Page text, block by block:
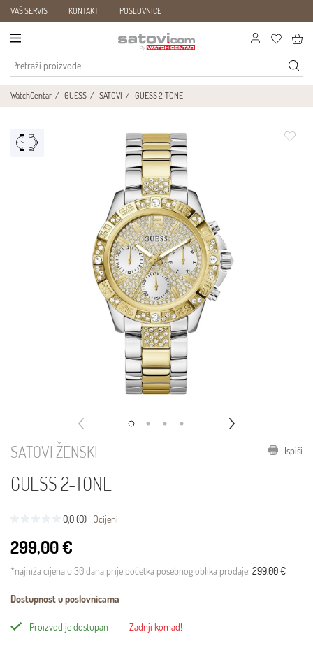
VAŠ SERVIS KONTAKT POSLOVNICE
WatchCentar GUESS SATOVI GUESS 2-TONE
Ispiši
SATOVI ŽENSKI
GUESS 2-TONE
0,0 (0) Ocijeni
299,00 €
*najniža cijena u 30 dana prije početka posebnog oblika prodaje: 299,00 €
Dostupnost u poslovnicama
Proizvod je dostupan Zadnji komad!